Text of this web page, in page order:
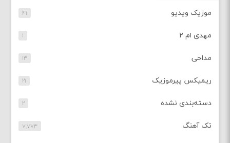
موزیک ویدیو ۴۱
مهدی ام ۲ ۱
مداحی ۱۳
ریمیکس پیرموزیک ۲۱
دسته‌بندی نشده ۲
تک آهنگ ۷,۷۷۳